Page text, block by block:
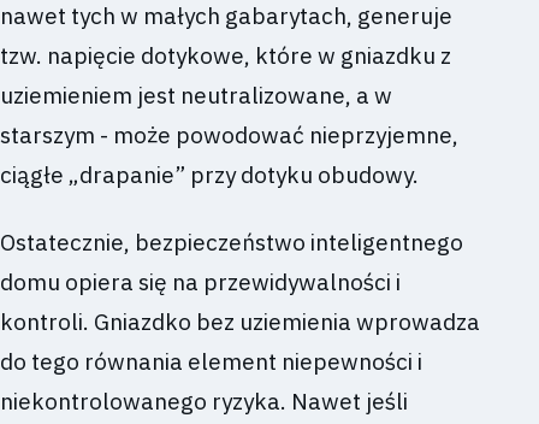
nawet tych w małych gabarytach, generuje
tzw. napięcie dotykowe, które w gniazdku z
uziemieniem jest neutralizowane, a w
starszym - może powodować nieprzyjemne,
ciągłe „drapanie” przy dotyku obudowy.
Ostatecznie, bezpieczeństwo inteligentnego
domu opiera się na przewidywalności i
kontroli. Gniazdko bez uziemienia wprowadza
do tego równania element niepewności i
niekontrolowanego ryzyka. Nawet jeśli